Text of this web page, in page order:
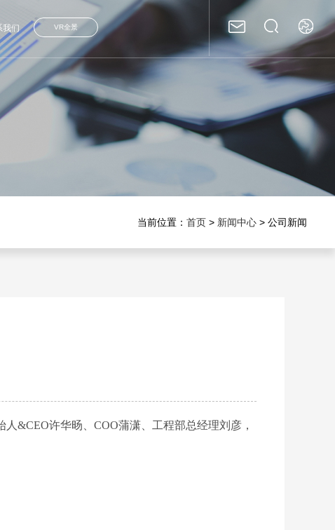
我们 VR全景
当前位置： 首页> 新闻中心> 公司新闻
人&CEO许华旸、 COO蒲潇、工程部总经理刘彦，